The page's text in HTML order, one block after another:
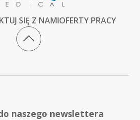
SIĘ Z NAMIOFERTY PRACY
naszego newslettera